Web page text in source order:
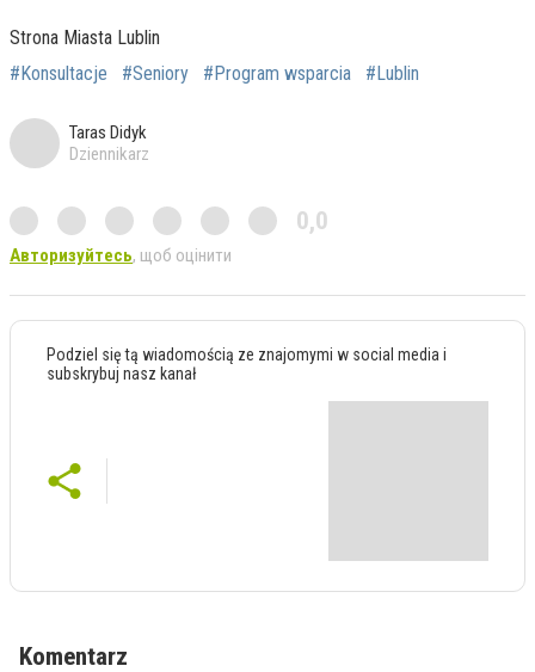
Strona Miasta Lublin
#Konsultacje
#Seniory #Program wsparcia #Lublin
Taras Didyk
Dziennikarz
0,0
Авторизуйтесь, щоб оцінити
Podziel się tą wiadomością ze znajomymi w social media i
subskrybuj nasz kanał
Komentarz